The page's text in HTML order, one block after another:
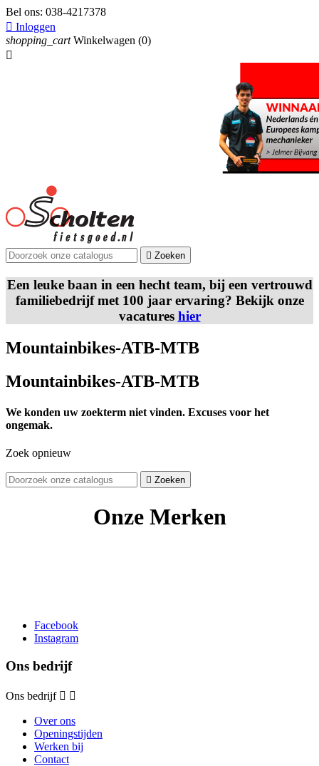
Bel ons: 038-4217378
 Inloggen
shopping_cart Winkelwagen (0)

 Zoeken
Een leuke baan in een hecht team, bij een vertrouwd
familiebedrijf met 100 jaar ervaring? Bekijk onze
vacatures hier
Mountainbikes-ATB-MTB
Mountainbikes-ATB-MTB
We konden uw zoekterm niet vinden. Excuses voor het
ongemak.
Zoek opnieuw
 Zoeken
Onze Merken
Facebook
Instagram
Ons bedrijf
Ons bedrijf  
Over ons
Openingstijden
Werken bij
Contact